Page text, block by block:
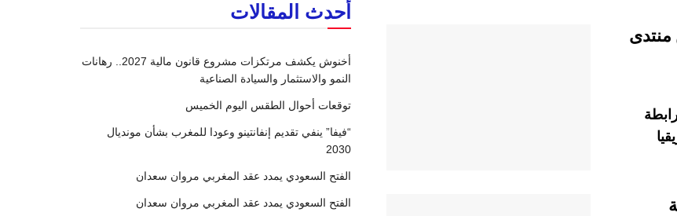
منتدى
أحدث المقالات
أخنوش يكشف مرتكزات مشروع قانون مالية 2027.. رهانات
النمو والاستثمار والسيادة الصناعية
توقعات أحوال الطقس اليوم الخميس
“فيفا” ينفي تقديم إنفانتينو وعودا للمغرب بشأن مونديال
2030
الفتح السعودي يمدد عقد المغربي مروان سعدان
الفتح السعودي يمدد عقد المغربي مروان سعدان